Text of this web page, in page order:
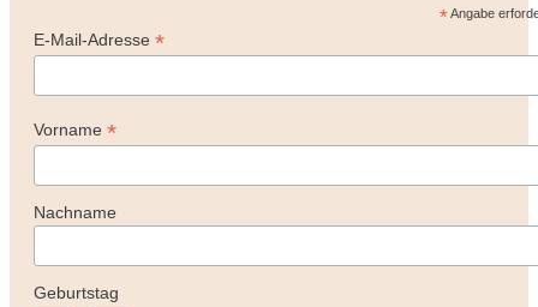
*Angabe
E-Mail-Adresse *
Vorname *
Nachname
Geburtstag